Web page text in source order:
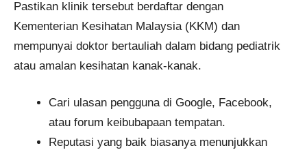
Pastikan klinik tersebut berdaftar dengan
Kementerian Kesihatan Malaysia (KKM) dan
mempunyai doktor bertauliah dalam bidang pediatrik
atau amalan kesihatan kanak-kanak.
Cari ulasan pengguna di Google, Facebook,
atau forum keibubapaan tempatan.
Reputasi yang baik biasanya menunjukkan